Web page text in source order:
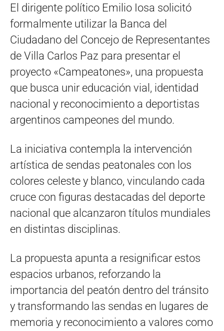
El dirigente político Emilio Iosa solicitó
formalmente utilizar la Banca del
Ciudadano del Concejo de Representantes
de Villa Carlos Paz para presentar el
proyecto «Campeatones», una propuesta
que busca unir educación vial, identidad
nacional y reconocimiento a deportistas
argentinos campeones del mundo.
La iniciativa contempla la intervención
artística de sendas peatonales con los
colores celeste y blanco, vinculando cada
cruce con figuras destacadas del deporte
nacional que alcanzaron títulos mundiales
en distintas disciplinas.
La propuesta apunta a resignificar estos
espacios urbanos, reforzando la
importancia del peatón dentro del tránsito
y transformando las sendas en lugares de
memoria y reconocimiento a valores como